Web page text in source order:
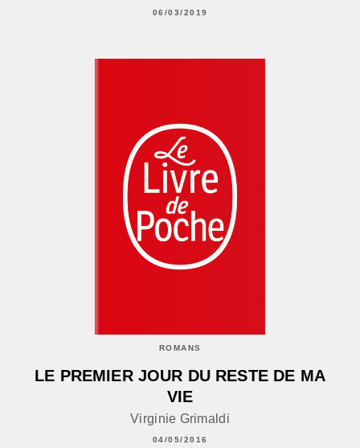
06/03/2019
ROMANS
LE PREMIER JOUR DU RESTE DE MA
VIE
Virginie Grimaldi
04/05/2016